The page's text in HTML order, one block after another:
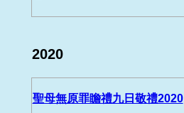
2020
聖母無原罪瞻禮九日敬禮2020